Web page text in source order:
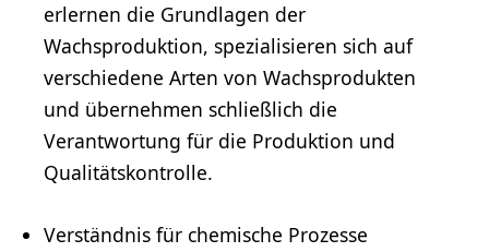
erlernen die Grundlagen der
Wachsproduktion, spezialisieren sich auf
verschiedene Arten von Wachsprodukten
und übernehmen schließlich die
Verantwortung für die Produktion und
Qualitätskontrolle.
Verständnis für chemische Prozesse